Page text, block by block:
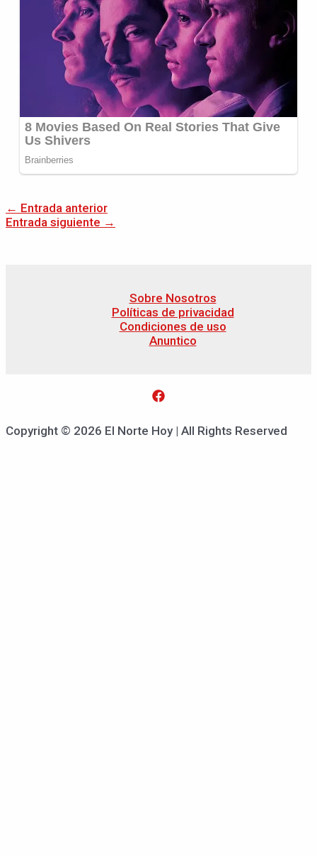
← Entrada anterior
Entrada siguiente →
Sobre Nosotros
Políticas de privacidad
Condiciones de uso
Anuntico
Copyright © 2026 El Norte Hoy | All Rights Reserved